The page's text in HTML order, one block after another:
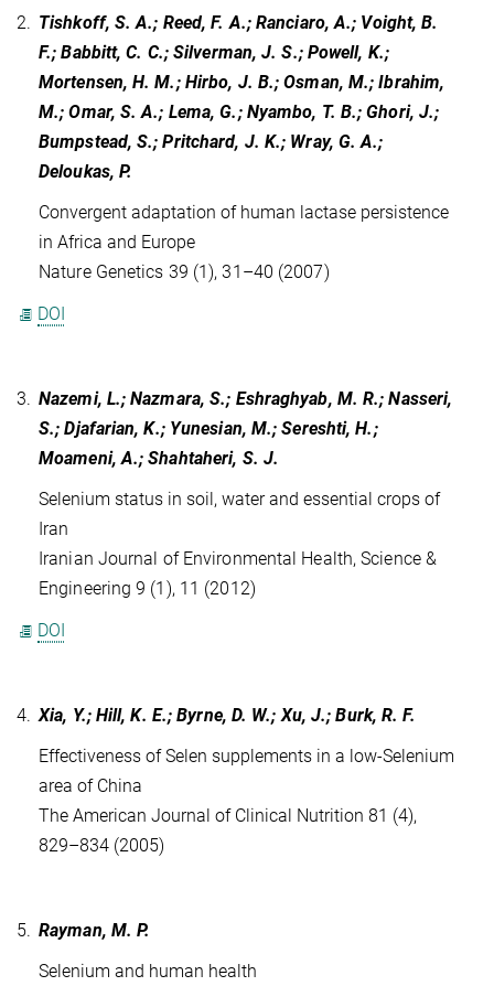
2. Tishkoff, S. A.; Reed, F. A.; Ranciaro, A.; Voight, B.
F.; Babbitt, C. C.; Silverman, J. S.; Powell, K.;
Mortensen, H. M.; Hirbo, J. B.; Osman, M.; Ibrahim,
M.; Omar, S. A.; Lema, G.; Nyambo, T. B.; Ghori, J.;
Bumpstead, S.; Pritchard, J. K.; Wray, G. A.;
Deloukas, P.
Convergent adaptation of human lactase persistence
in Africa and Europe
Nature Genetics 39 (1), 31–40 (2007)
DOI
3. Nazemi, L.; Nazmara, S.; Eshraghyab, M. R.; Nasseri,
S.; Djafarian, K.; Yunesian, M.; Sereshti, H.;
Moameni, A.; Shahtaheri, S. J.
Selenium status in soil, water and essential crops of
Iran
Iranian Journal of Environmental Health, Science &
Engineering 9 (1), 11 (2012)
DOI
4. Xia, Y.; Hill, K. E.; Byrne, D. W.; Xu, J.; Burk, R. F.
Effectiveness of Selen supplements in a low-Selenium
area of China
The American Journal of Clinical Nutrition 81 (4),
829–834 (2005)
5. Rayman, M. P.
Selenium and human health